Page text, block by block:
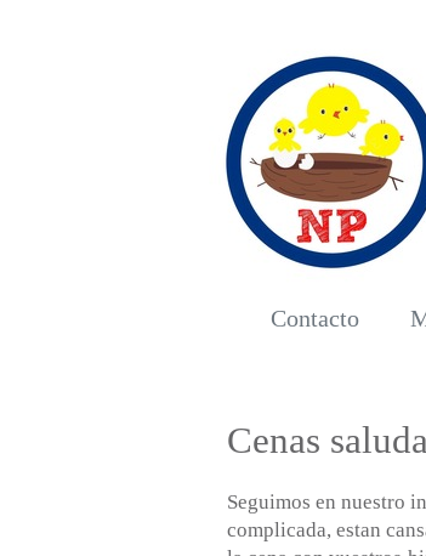
Contacto
Cenas
Seguimos en nuestro
complicada, estan